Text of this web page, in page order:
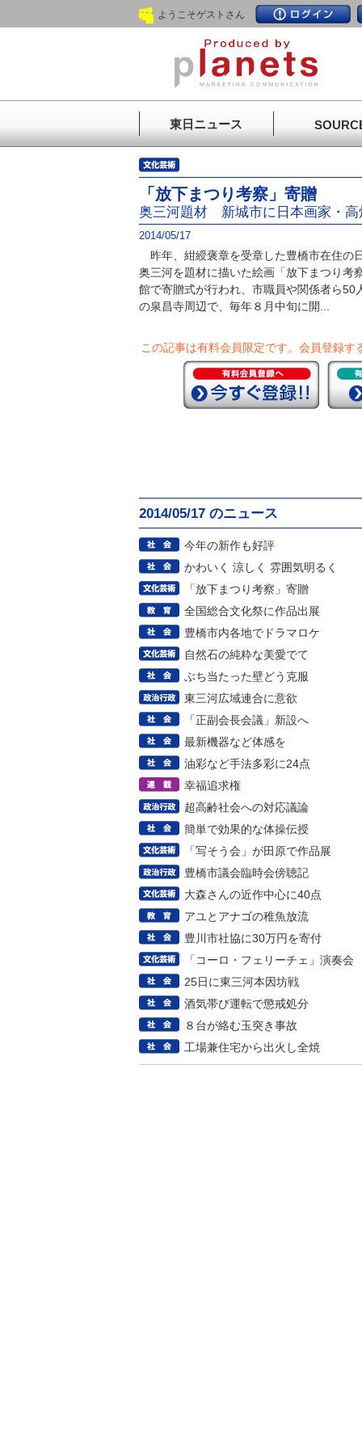
ようこそゲストさん
東日ニュース
「放下まつり考察」寄贈
奥三河題材 新城市に日本画家・高
2014/05/17
昨年、紺綬褒章を受章した豊橋市在住の
奥三河を題材に描いた絵画「放下まつり考
館で寄贈式が行われ、市職員や関係者ら
の泉昌寺周辺で、毎年８月中旬に開...
この記事は有料会員限定です。 会員登録す
2014/05/17 のニュース
今年の新作も好評
かわいく 涼しく 雰囲気明るく
「放下まつり考察」寄贈
全国総合文化祭に作品出展
豊橋市内各地でドラマロケ
自然石の純粋な美愛でて
ぶち当たった壁どう克服
東三河広域連合に意欲
「正副会長会議」新設へ
最新機器など体感を
油彩など手法多彩に24点
幸福追求権
超高齢社会への対応議論
簡単で効果的な体操伝授
「写そう会」が田原で作品展
豊橋市議会臨時会傍聴記
大森さんの近作中心に40点
アユとアナゴの稚魚放流
豊川市社協に30万円を寄付
「コーロ・フェリーチェ」演奏会
25日に東三河本因坊戦
酒気帯び運転で懲戒処分
８台が絡む玉突き事故
工場兼住宅から出火し全焼